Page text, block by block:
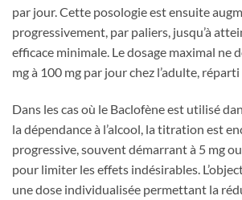
par jour. Cette posologie est ensuite
progressivement, par paliers, jusqu’à
efficace minimale. Le dosage maximal ne
mg à 100 mg par jour chez l’adulte,
Dans les cas où le Baclofène est utilisé
la dépendance à l’alcool, la titration est
progressive, souvent démarrant à 5 mg
pour limiter les effets indésirables.
une dose individualisée permettant la